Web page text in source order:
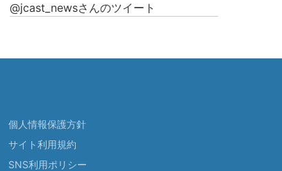
@jcast_newsさんのツイート
個人情報保護方針
サイト利用規約
SNS利用ポリシー